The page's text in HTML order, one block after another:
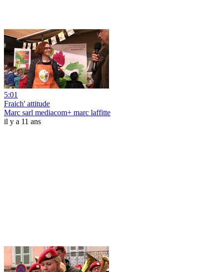
5:01
Fraich' attitude
Marc sarl mediacom+ marc laffitte
il y a 11 ans